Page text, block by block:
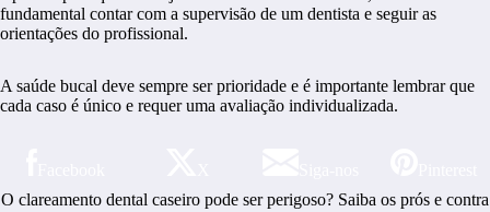
fundamental contar com a supervisão de um dentista e seguir as
orientações do profissional.
A saúde bucal deve sempre ser prioridade e é importante lembrar que
cada caso é único e requer uma avaliação individualizada.
O clareamento dental caseiro pode ser perigoso? Saiba os prós e contra